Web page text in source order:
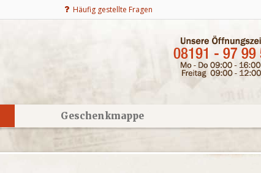
Häufig gestellte Fragen
Geschenkmappe